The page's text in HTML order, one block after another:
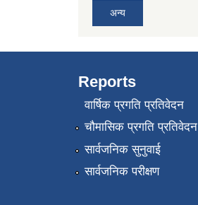
अन्य
Reports
वार्षिक प्रगति प्रतिवेदन
चौमासिक प्रगति प्रतिवेदन
सार्वजनिक सुनुवाई
सार्वजनिक परीक्षण